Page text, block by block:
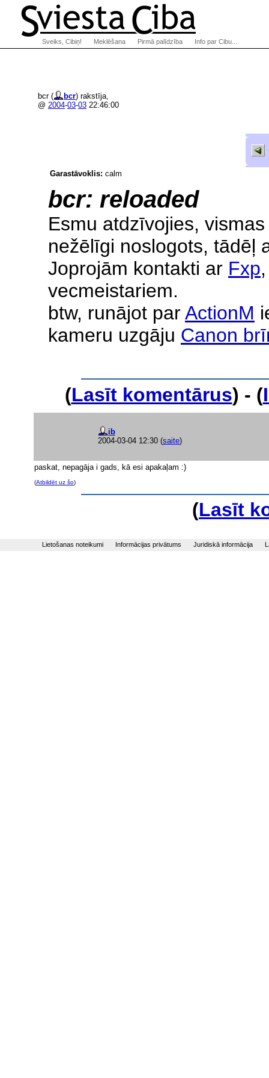
bcr ( bcr) rakstīja,
@ 2004-03-03 22:46:00
Garastāvoklis: calm
bcr: reloaded
Esmu atdzīvojies,
nežēlīgi noslogots, tādēļ
Joprojām kontakti ar Fxp
vecmeistariem.
btw, runājot parActionM
kameru uzgāju Canon
(Lasīt komentārus) - (
ib
2004-03-04 12:30 (saite)
paskat, nepagāja i gads, kā esi apakaļam :)
(Atbildēt uz šo)
(Lasīt
Sveiks, Cibiņ! Meklēšana Pirmā palīdzība Info par Cibu...
Lietošanas noteikumi Informācijas privātums Juridiskā informācija